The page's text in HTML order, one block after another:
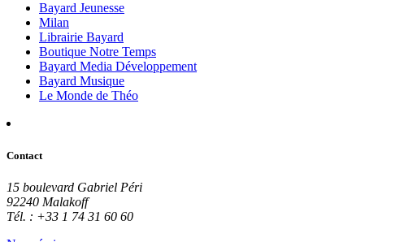
Bayard Jeunesse
Milan
Librairie Bayard
Boutique Notre Temps
Bayard Media Développement
Bayard Musique
Le Monde de Théo
Contact
15 boulevard Gabriel Péri
92240 Malakoff
Tél. : +33 1 74 31 60 60